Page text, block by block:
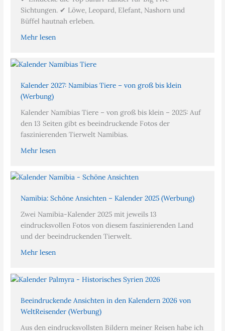
Sichtungen. ✔ Löwe, Leopard, Elefant, Nashorn und
Büffel hautnah erleben.
Mehr lesen
Kalender 2027: Namibias Tiere – von groß bis klein
(Werbung)
Kalender Namibias Tiere – von groß bis klein – 2025: Auf
den 13 Seiten gibt es beeindruckende Fotos der
faszinierenden Tierwelt Namibias.
Mehr lesen
Namibia: Schöne Ansichten – Kalender 2025 (Werbung)
Zwei Namibia-Kalender 2025 mit jeweils 13
eindrucksvollen Fotos von diesem faszinierenden Land
und der beeindruckenden Tierwelt.
Mehr lesen
Beeindruckende Ansichten in den Kalendern 2026 von
WeltReisender (Werbung)
Aus den eindrucksvollsten Bildern meiner Reisen habe ich